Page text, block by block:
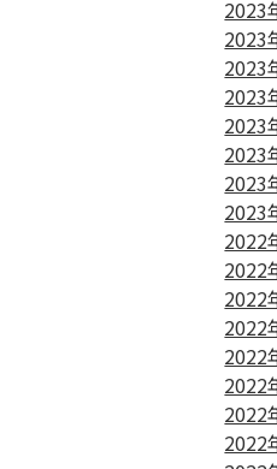
2023
2023
2023
2023
2023
2023
2023
2023
2022
2022
2022
2022
2022
2022
2022
2022